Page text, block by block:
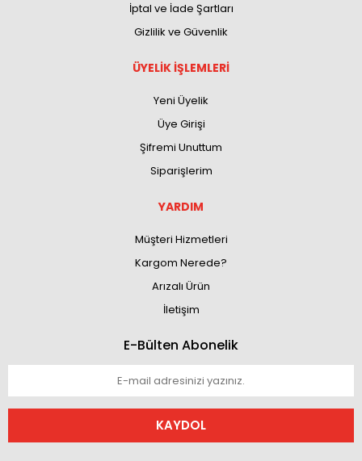
İptal ve İade Şartları
Gizlilik ve Güvenlik
ÜYELİK İŞLEMLERİ
Yeni Üyelik
Üye Girişi
Şifremi Unuttum
Siparişlerim
YARDIM
Müşteri Hizmetleri
Kargom Nerede?
Arızalı Ürün
İletişim
E-Bülten Abonelik
KAYDOL